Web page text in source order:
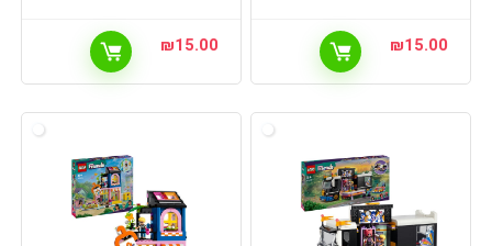
₪15.00
₪15.00